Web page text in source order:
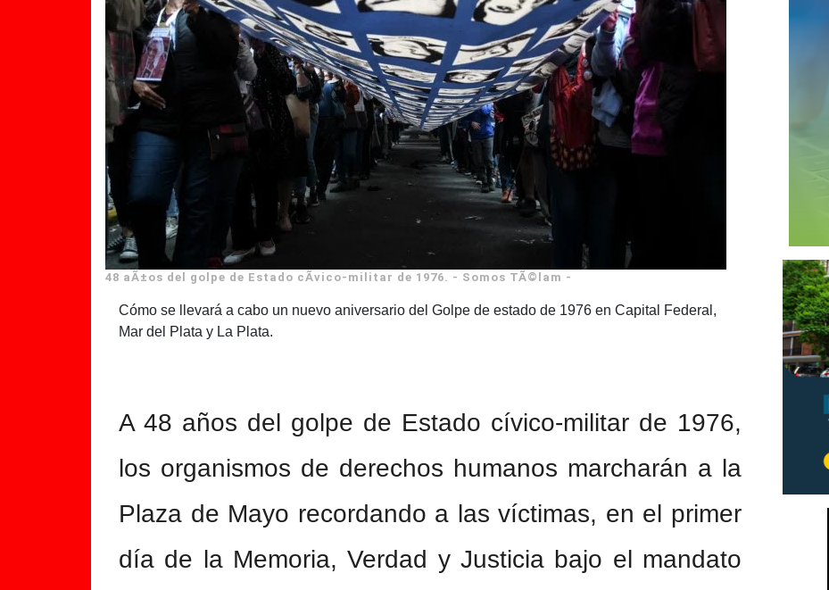
48 aÃ±os del golpe de Estado cÃ­vico-militar de 1976. - Somos TÃ©lam -
Cómo se llevará a cabo un nuevo aniversario del Golpe de estado de 1976 en Capital Federal,
Mar del Plata y La Plata.
A 48 años del golpe de Estado cívico-militar de 1976,
los organismos de derechos humanos marcharán a la
Plaza de Mayo recordando a las víctimas, en el primer
día de la Memoria, Verdad y Justicia bajo el mandato